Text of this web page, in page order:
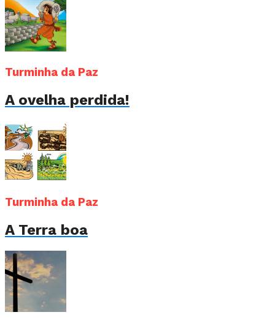
Turminha da Paz
A ovelha perdida!
Turminha da Paz
A Terra boa